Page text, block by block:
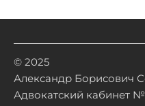
© 2025
Александр Борисович
Адвокатский кабинет №